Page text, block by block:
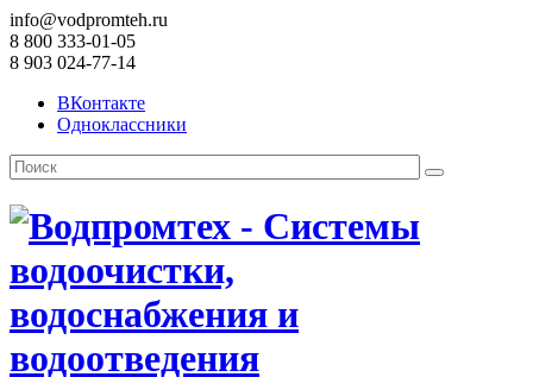
info@vodpromteh.ru
8 800 333-01-05
8 903 024-77-14
ВКонтакте
Одноклассники